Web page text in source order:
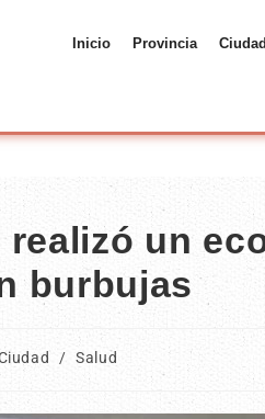
Inicio Provincia Ciudad
realizó un
burbujas
/ Salud